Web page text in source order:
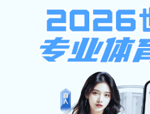
安博体育-安博（中国）
安博体育-